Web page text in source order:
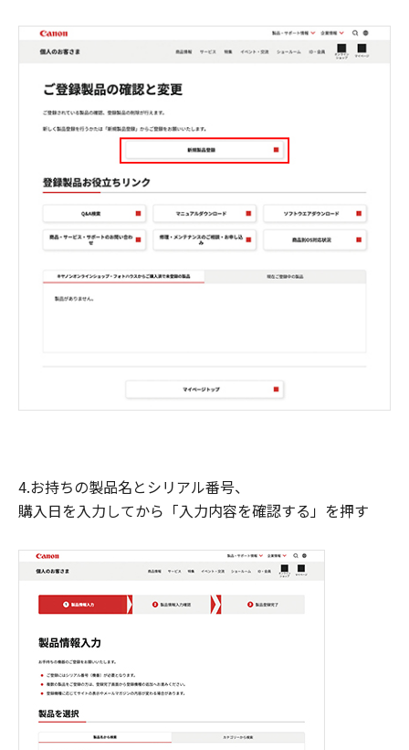
4.お持ちの製品名とシリアル番号、
購入日を入力してから「入力内容を確認する」を押す